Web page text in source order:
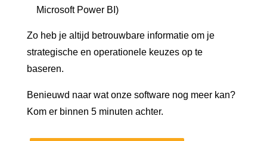
Microsoft Power BI)
Zo heb je altijd betrouwbare informatie om je
strategische en operationele keuzes op te
baseren.
Benieuwd naar wat onze software nog meer kan?
Kom er binnen 5 minuten achter.